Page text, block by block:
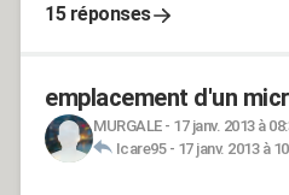
15 réponses
emplacement d'un
MURGALE- 17 janv. 2013 à
Icare95- 17 janv. 2013 à